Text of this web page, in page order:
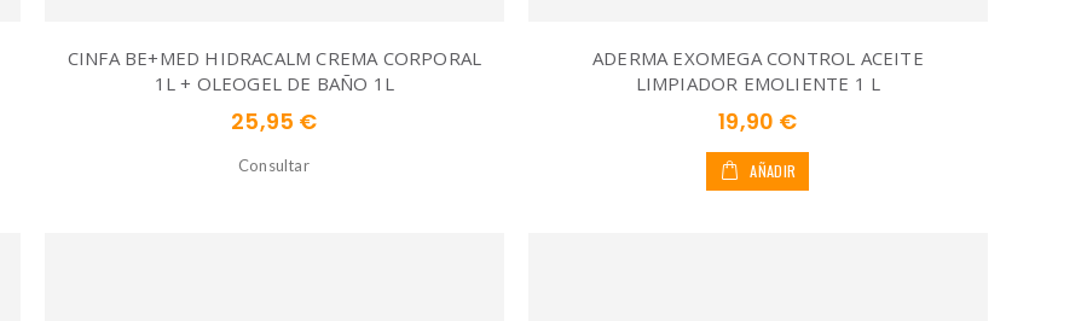
CINFA BE+MED HIDRACALM CREMA CORPORAL
1L + OLEOGEL DE BAÑO 1L
25,95 €
Consultar
ADERMA EXOMEGA CONTROL ACEITE
LIMPIADOR EMOLIENTE 1 L
19,90 €
AÑADIR